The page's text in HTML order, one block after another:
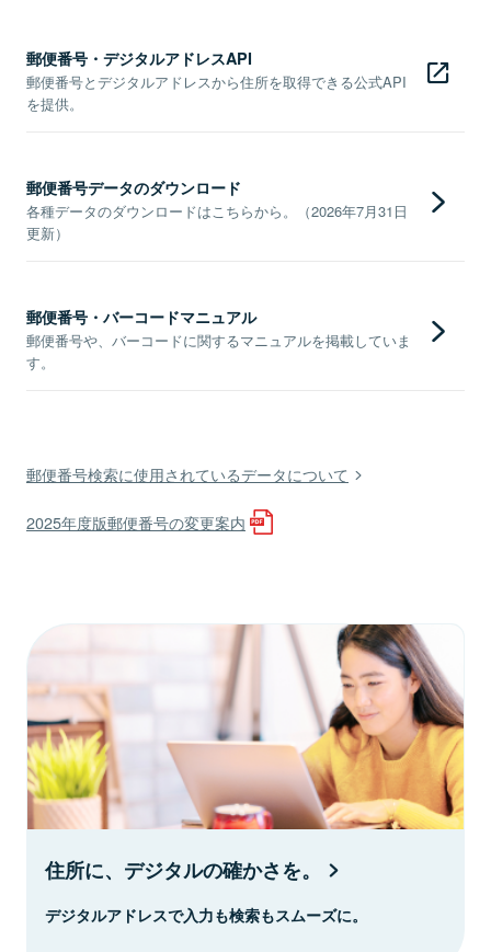
郵便番号・デジタルアドレスAPI
郵便番号とデジタルアドレスから住所を取得できる公式API
を提供。
郵便番号データのダウンロード
各種データのダウンロードはこちらから。（2026年7月31日
更新）
郵便番号・バーコードマニュアル
郵便番号や、バーコードに関するマニュアルを掲載していま
す。
郵便番号検索に使用されているデータについて
2025年度版郵便番号の変更案内
住所に、デジタルの確かさを。
デジタルアドレスで入力も検索もスムーズに。